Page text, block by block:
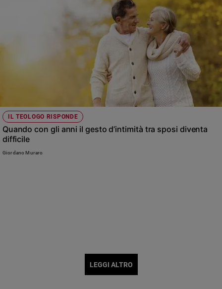
IL TEOLOGO RISPONDE
Quando con gli anni il gesto d’intimità tra sposi diventa
difficile
Giordano Muraro
LEGGI ALTRO